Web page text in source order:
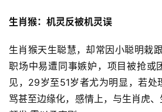
生肖猴：机灵反被机灵误
生肖猴天生聪慧，却常因小聪明栽
职场中易遭同事嫉妒，项目被抢或
见，29岁至51岁者尤为明显，若处
骂甚至边缘化，感情上，与生肖虎